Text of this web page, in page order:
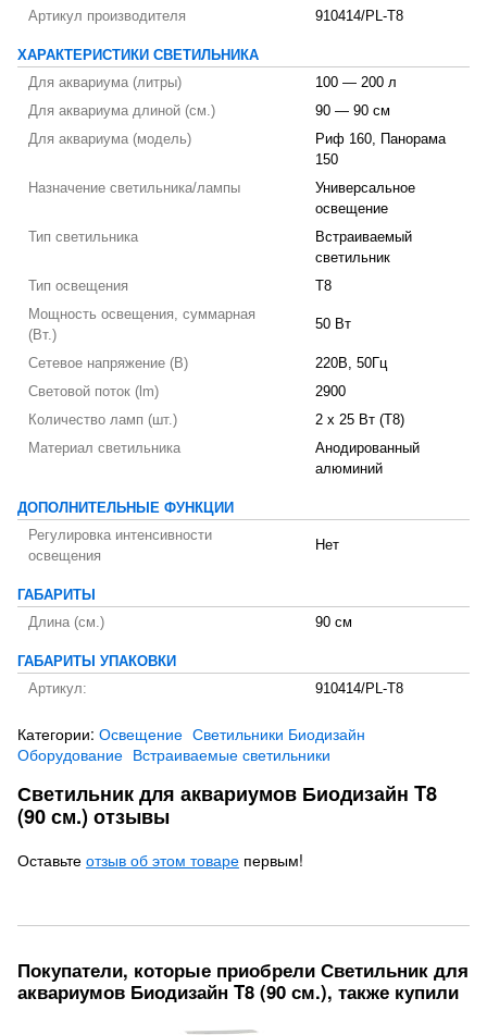
Артикул производителя
910414/PL-T8
ХАРАКТЕРИСТИКИ СВЕТИЛЬНИКА
Для аквариума (литры)
100 — 200 л
Для аквариума длиной (см.)
90 — 90 см
Для аквариума (модель)
Риф 160, Панорама
150
Назначение светильника/лампы
Универсальное
освещение
Тип светильника
Встраиваемый
светильник
Тип освещения
T8
Мощность освещения, суммарная
(Вт.)
50 Вт
Сетевое напряжение (В)
220В, 50Гц
Световой поток (lm)
2900
Количество ламп (шт.)
2 х 25 Вт (T8)
Материал светильника
Анодированный
алюминий
ДОПОЛНИТЕЛЬНЫЕ ФУНКЦИИ
Регулировка интенсивности
освещения
Нет
ГАБАРИТЫ
Длина (см.)
90 см
ГАБАРИТЫ УПАКОВКИ
Артикул:
910414/PL-T8
Категории: Освещение Светильники Биодизайн
Оборудование Встраиваемые светильники
Светильник для аквариумов Биодизайн T8
(90 см.) отзывы
Оставьте отзыв об этом товаре первым!
Покупатели, которые приобрели Светильник для
аквариумов Биодизайн T8 (90 см.), также купили